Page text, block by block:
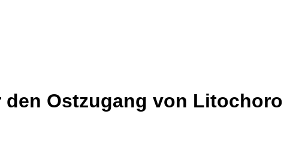
Ostzugang von Litochoro